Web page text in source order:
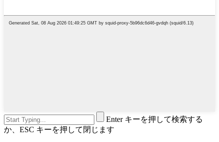
Enter キーを押して検索する
か、ESC キーを押して閉じます